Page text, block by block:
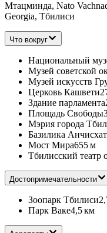
Мтацминда, Nato
Georgia, Тбилиси
Что вокруг
Национальный
Музей советской
Музей искусств
Церковь Кашвети
Здание парламента
Площадь Свободы
Мэрия города
Базилика
Мост Мира655 м
Тбилисский театр
Достопримечательности
Зоопарк Тбилиси
Парк Ваке4,5 км